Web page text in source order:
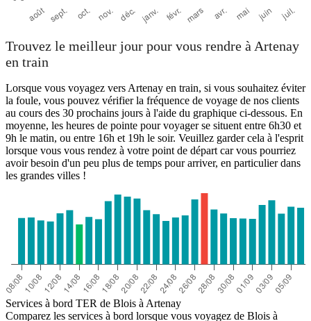
Trouvez le meilleur jour pour vous rendre à Artenay
en train
Lorsque vous voyagez vers Artenay en train, si vous souhaitez éviter
la foule, vous pouvez vérifier la fréquence de voyage de nos clients
au cours des 30 prochains jours à l'aide du graphique ci-dessous. En
moyenne, les heures de pointe pour voyager se situent entre 6h30 et
9h le matin, ou entre 16h et 19h le soir. Veuillez garder cela à l'esprit
lorsque vous vous rendez à votre point de départ car vous pourriez
avoir besoin d'un peu plus de temps pour arriver, en particulier dans
les grandes villes !
Services à bord TER de Blois à Artenay
Comparez les services à bord lorsque vous voyagez de Blois à